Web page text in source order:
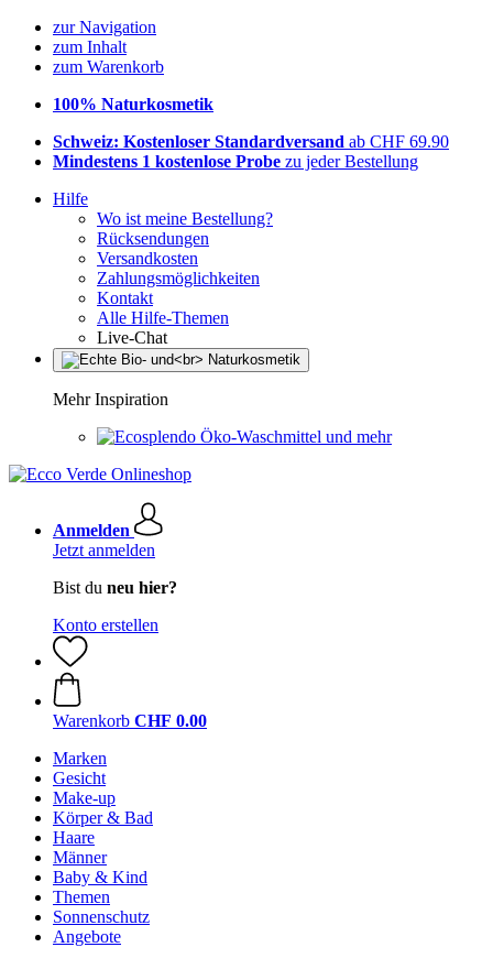
zur Navigation
zum Inhalt
zum Warenkorb
100% Naturkosmetik
Schweiz: Kostenloser Standardversand ab CHF 69.90
Mindestens 1 kostenlose Probe zu jeder Bestellung
Hilfe
Wo ist meine Bestellung?
Rücksendungen
Versandkosten
Zahlungsmöglichkeiten
Kontakt
Alle Hilfe-Themen
Live-Chat
Mehr Inspiration
Öko-Waschmittel und mehr
Anmelden
Jetzt anmelden
Bist du neu hier?
Konto erstellen
Warenkorb CHF 0.00
Marken
Gesicht
Make-up
Körper & Bad
Haare
Männer
Baby & Kind
Themen
Sonnenschutz
Angebote